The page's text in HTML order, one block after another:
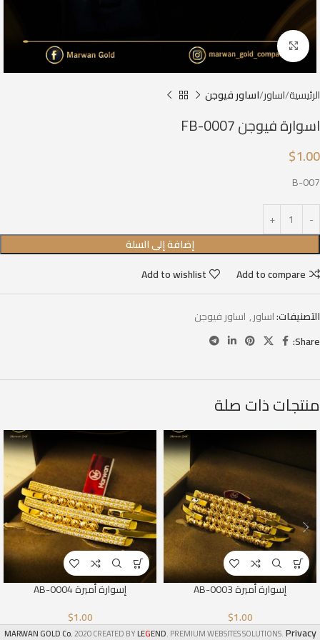
Click to enlarge
الرئيسية اساور اساور فيوجن
اسوارة فيوجن FB-0007
$1.00
B-007
إضافة إلى السلة
Add to compare
Add to wishlist
التصنيفات:اساور, اساور فيوجن
Share:
منتجات ذات صلة
إسوارة أميرة AB-0003
$1.00
إسوارة أميرة AB-0004
$1.00
MARWAN GOLD Co.2020 CREATED BYLEGEND. PREMIUM WEBSITES SOLUTIONS.Privacy